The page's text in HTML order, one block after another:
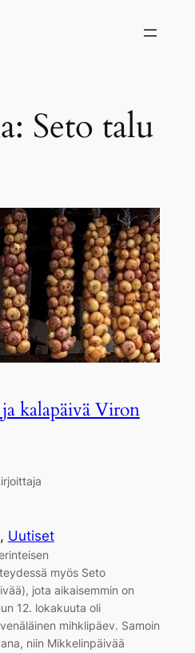
Seto talu
kalapäivä Viron
, Uutiset
myös Seto
jota aikaisemmin on
12. lokakuuta oli
mihklipäev. Samoin
niin Mikkelinpäivää